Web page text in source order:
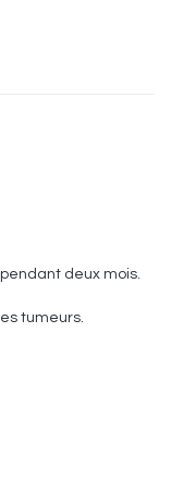
deux mois.
tumeurs.